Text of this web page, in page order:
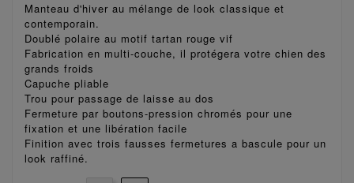
Manteau d'hiver au mélange de look classique et
contemporain.
Doublé polaire au motif tartan rouge vif
Fabrication en multi-couche, il protégera votre chien des
grands froids
Capuche pliable
Trou pour passage de laisse au dos
Fermeture par boutons-pression chromés pour une
fixation et une libération facile
Finition avec trois fausses fermetures a bascule pour un
look raffiné.